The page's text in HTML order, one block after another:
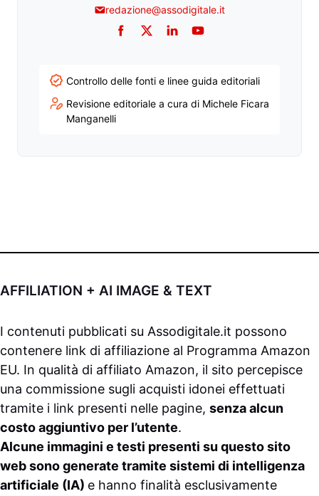
redazione@assodigitale.it
Facebook
TwitterLinkedInYouTube
Controllo delle fonti e linee guida editoriali
Revisione editoriale a cura di Michele Ficara
Manganelli
AFFILIATION + AI IMAGE & TEXT
I contenuti pubblicati su Assodigitale.it possono
contenere link di affiliazione al Programma Amazon
EU. In qualità di affiliato Amazon, il sito percepisce
una commissione sugli acquisti idonei effettuati
tramite i link presenti nelle pagine, senza alcun
costo aggiuntivo per l’utente.
Alcune immagini e testi presenti su questo sito
web sono generate tramite sistemi di intelligenza
artificiale (IA) e hanno finalità esclusivamente